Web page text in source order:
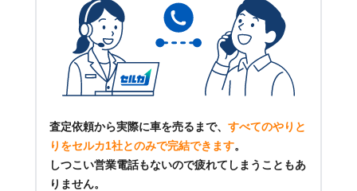
査定依頼から実際に車を売るまで、 すべてのやりと
りをセルカ1社とのみで完結できます。
しつこい営業電話もないので疲れてしまうこともあ
りません。